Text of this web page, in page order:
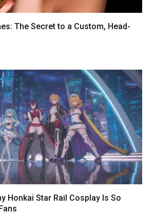
The Secret to a Custom, Head-
Honkai Star Rail Cosplay Is So